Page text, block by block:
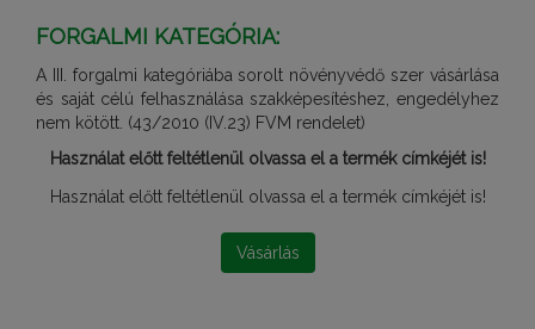
FORGALMI KATEGÓRIA:
A III. forgalmi kategóriába sorolt növényvédő szer vásárlása
és saját célú felhasználása szakképesítéshez, engedélyhez
nem kötött. (43/2010 (IV.23) FVM rendelet)
Használat előtt feltétlenül olvassa el a termék címkéjét is!
Használat előtt feltétlenül olvassa el a termék címkéjét is!
Vásárlás